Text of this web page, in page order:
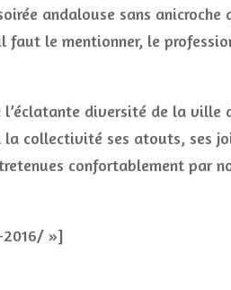
andalouse sans
faut le mentionner, le
l’éclatante diversité de la
collectivité ses atouts, ses
confortablement par
»]